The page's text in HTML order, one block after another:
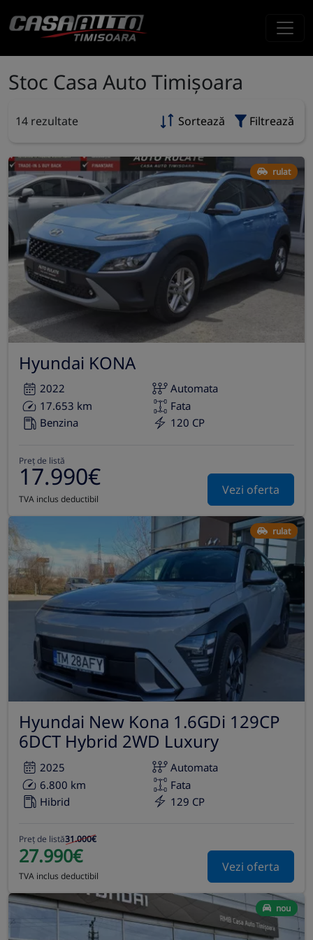
Stoc Casa Auto Timișoara
14 rezultate Sortează Filtrează
rulat
Hyundai KONA
2022
Automata
17.653 km
Fata
Benzina
120 CP
Preț de listă
17.990€
TVA inclus deductibil
Vezi oferta
rulat
Hyundai New Kona 1.6GDi 129CP
6DCT Hybrid 2WD Luxury
2025
Automata
6.800 km
Fata
Hibrid
129 CP
Preț de listă31.000€
27.990€
TVA inclus deductibil
Vezi oferta
nou